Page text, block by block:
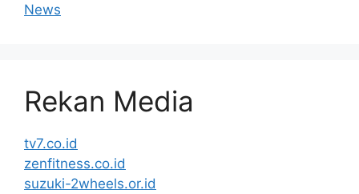
News
Rekan Media
tv7.co.id
zenfitness.co.id
suzuki-2wheels.or.id